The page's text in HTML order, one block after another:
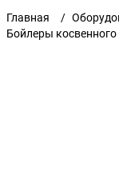
Главная
Бойлеры косвенного